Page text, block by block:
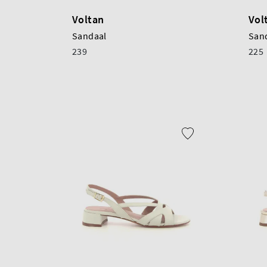
Voltan
Sandaal
239
225